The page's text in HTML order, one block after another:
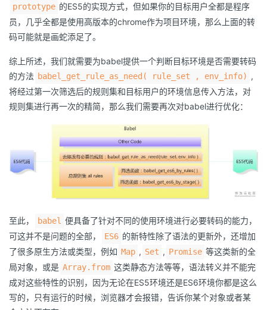
prototype 的ES5的实现方式，但如果你的目标用户全都是程序
员，几乎全都是使用高版本的chrome作为项目环境，那么上面的转
码可能就是画蛇添足了。
综上所述，我们就需要为babel提供一个判断目标环境是否需要转码
的方法 babel_get_rule_as_need( rule_set , env_info) ,
将经过第一次筛选后的规则集和目标用户的环境信息传入方法，对
规则集进行再一次的精简，那么我们需要再次对babel进行优化：
至此， babel 便具备了针对不同的使用环境进行必要转码的能力，
可这并不是问题的全部，
ES6 的新特性除了语法的更新外，还增加
了很多原生方法或类型，例如 Map , Set , Promise 等这类新的全
局对象，或是 Array.from 这类静态方法等等，语法转义并不能完
成对这些特性的识别，因为无论在ES5环境还是ES6环境你都是这么
写的，只有运行的时候，浏览器才会报错，告诉你某个对象或者某